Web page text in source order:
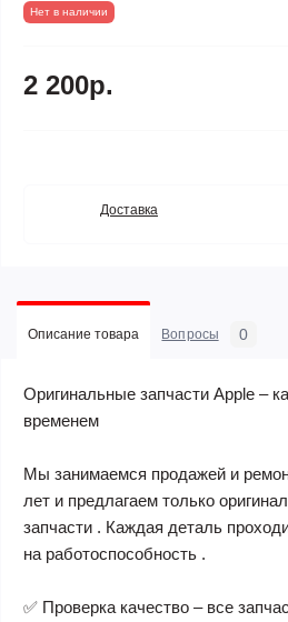
Нет в наличии
2 200р.
Доставка
Описание товара Вопросы 0
Оригинальные запчасти Apple –
временем
Мы занимаемся продажей и
лет и предлагаем только
запчасти . Каждая деталь
на работоспособность .
✅ Проверка качество – все